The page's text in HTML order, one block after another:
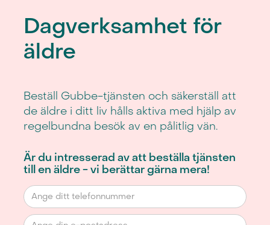
Dagverksamhet för
äldre
Beställ Gubbe-tjänsten och säkerställ att
de äldre i ditt liv hålls aktiva med hjälp av
regelbundna besök av en pålitlig vän.
Är du intresserad av att beställa tjänsten
till en äldre - vi berättar gärna mera!